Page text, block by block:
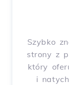
Szybko
strony z
który
i